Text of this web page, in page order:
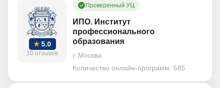
5.0
10 отзывов
Проверенный УЦ
ИПО. Институт
профессионального
образования
г. Москва
Количество онлайн-программ: 585